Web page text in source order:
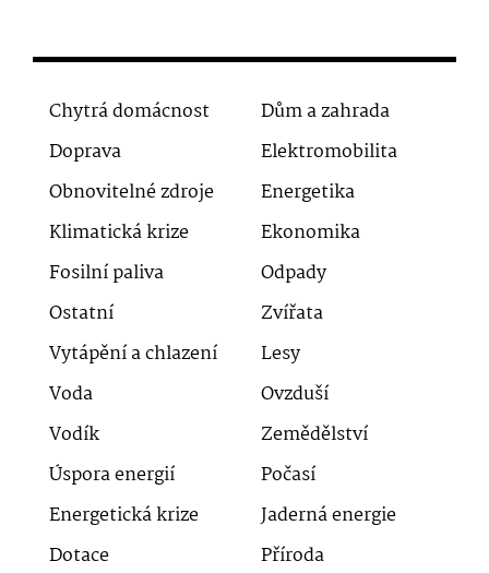
Chytrá domácnost
Dům a zahrada
Doprava
Elektromobilita
Obnovitelné zdroje
Energetika
Klimatická krize
Ekonomika
Fosilní paliva
Odpady
Ostatní
Zvířata
Vytápění a chlazení
Lesy
Voda
Ovzduší
Vodík
Zemědělství
Úspora energií
Počasí
Energetická krize
Jaderná energie
Dotace
Příroda